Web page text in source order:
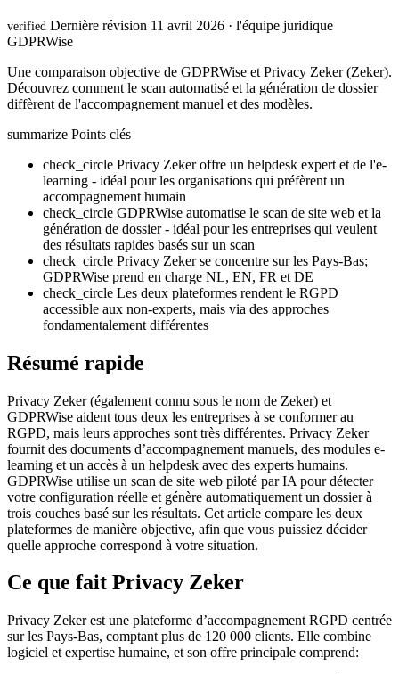
verified Dernière révision 11 avril 2026 · l'équipe juridique
GDPRWise
Une comparaison objective de GDPRWise et Privacy Zeker (Zeker).
Découvrez comment le scan automatisé et la génération de dossier
diffèrent de l'accompagnement manuel et des modèles.
summarize Points clés
check_circle Privacy Zeker offre un helpdesk expert et de l'e-
learning - idéal pour les organisations qui préfèrent un
accompagnement humain
check_circle GDPRWise automatise le scan de site web et la
génération de dossier - idéal pour les entreprises qui veulent
des résultats rapides basés sur un scan
check_circle Privacy Zeker se concentre sur les Pays-Bas;
GDPRWise prend en charge NL, EN, FR et DE
check_circle Les deux plateformes rendent le RGPD
accessible aux non-experts, mais via des approches
fondamentalement différentes
Résumé rapide
Privacy Zeker (également connu sous le nom de Zeker) et
GDPRWise aident tous deux les entreprises à se conformer au
RGPD, mais leurs approches sont très différentes. Privacy Zeker
fournit des documents d’accompagnement manuels, des modules e-
learning et un accès à un helpdesk avec des experts humains.
GDPRWise utilise un scan de site web piloté par IA pour détecter
votre configuration réelle et génère automatiquement un dossier à
trois couches basé sur les résultats. Cet article compare les deux
plateformes de manière objective, afin que vous puissiez décider
quelle approche correspond à votre situation.
Ce que fait Privacy Zeker
Privacy Zeker est une plateforme d’accompagnement RGPD centrée
sur les Pays-Bas, comptant plus de 120 000 clients. Elle combine
logiciel et expertise humaine, et son offre principale comprend: